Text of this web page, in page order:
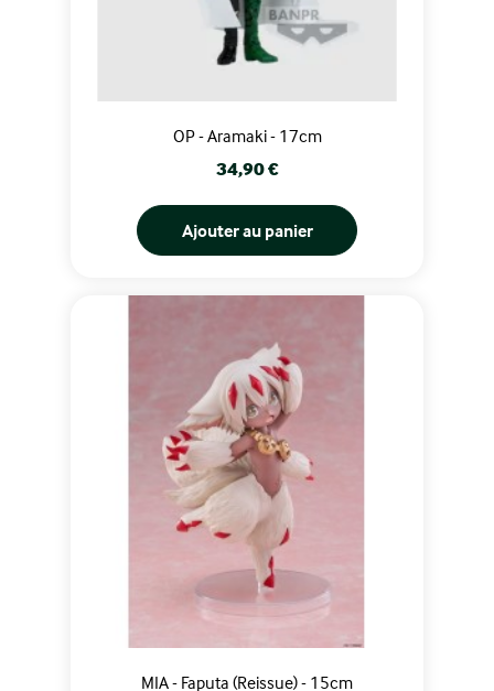
OP - Aramaki - 17cm
Prix
34,90 €
Ajouter au panier
MIA - Faputa (Reissue) - 15cm